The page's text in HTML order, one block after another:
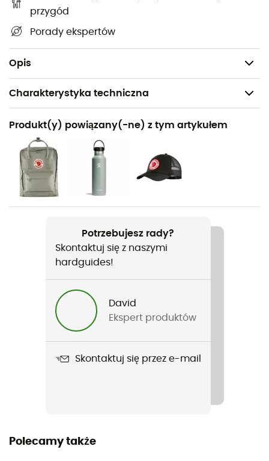
przygód
Porady ekspertów
Opis
Przymocowywane za pomocą zatrzasków
Wykonane z G-1000 HeavyDuty Eco S z piankowym
Waga: 80 g
Charakterystyka techniczna
Polecane dla
Codzienny użytek
Rodzaj
Mężczyźni / Kobiety
Nazwa produktu
Produkt(y) powiązany(-ne) z tym artykułem
Potrzebujesz rady?
Skontaktuj się z naszymi
hardguides!
David
Ekspert produktów
Skontaktuj się przez e-mail
Polecamy także